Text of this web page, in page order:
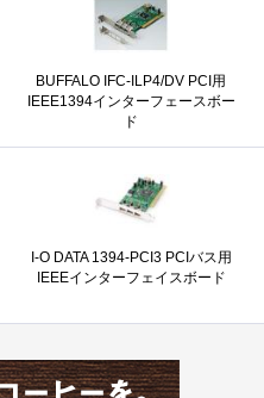
BUFFALO IFC-ILP4/DV PCI用
IEEE1394インターフェースボー
ド
I-O DATA 1394-PCI3 PCIバス用
IEEEインターフェイスボード